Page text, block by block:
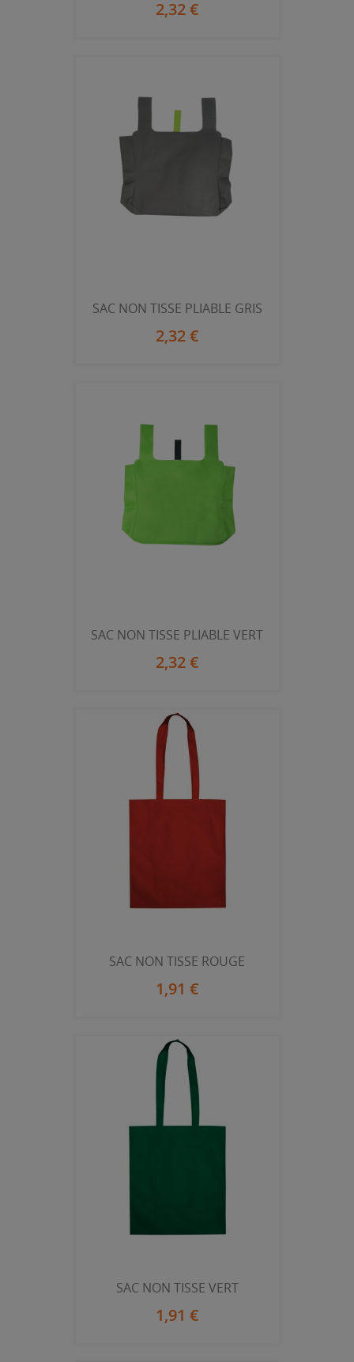
2,32 €
SAC NON TISSE PLIABLE GRIS
2,32 €
SAC NON TISSE PLIABLE VERT
2,32 €
SAC NON TISSE ROUGE
1,91 €
SAC NON TISSE VERT
1,91 €